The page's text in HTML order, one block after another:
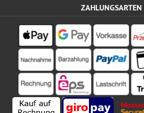
ZAHLUNGSARTEN